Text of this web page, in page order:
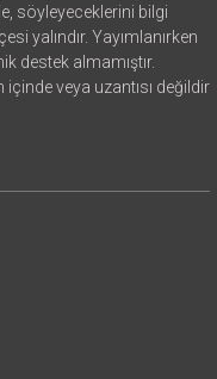
söyleyeceklerini bilgi
yalındır. Yayımlanırken
destek almamıştır.
veya uzantısı değildir